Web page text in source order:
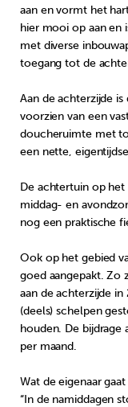
aan en vormt het
hier mooi op aan en
met diverse
toegang tot de
Aan de achterzijde
voorzien van een
doucheruimte met
een nette,
De achtertuin op
middag- en
nog een praktische
Ook op het gebied
goed aangepakt. Zo
aan de achterzijde
(deels) schelpen
houden. De bijdrage
per maand.
Wat de eigenaar gaat
“In de namiddagen